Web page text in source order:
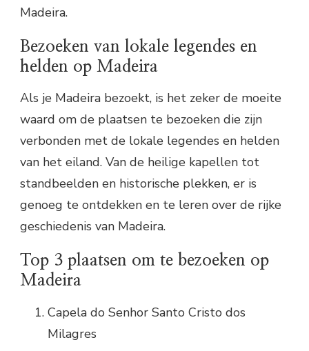
Madeira.
Bezoeken van lokale legendes en
helden op Madeira
Als je Madeira bezoekt, is het zeker de moeite
waard om de plaatsen te bezoeken die zijn
verbonden met de lokale legendes en helden
van het eiland. Van de heilige kapellen tot
standbeelden en historische plekken, er is
genoeg te ontdekken en te leren over de rijke
geschiedenis van Madeira.
Top 3 plaatsen om te bezoeken op
Madeira
Capela do Senhor Santo Cristo dos
Milagres